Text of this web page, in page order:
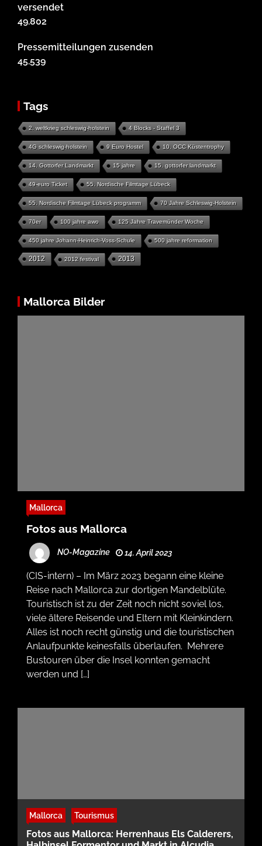
versendet
49.802
Pressemitteilungen zusenden
45.539
Tags
2. weltkrieg schleswig-holstein 4 Blocks - Staffel 3
4G schleswig-holstein 9 Euro Hostel 10. OCC Küstentrophy
14. Gottorfer Landmarkt 15 jahre 15. gottorfer landmarkt
49-euro Ticket 55. Nordische Filmtage Lübeck
55. Nordische Filmtage Lübeck programm 70 Jahre Schleswig-Holstein
70er 100 jahre awo 125 Jahre Travemünder Woche
450 jahre Johann-Heinrich-Voss-Schule 500 jahre reformation
2012 2012 festival 2013
Mallorca Bilder
Mallorca
Fotos aus Mallorca
NO-Magazine 14. April 2023
(CIS-intern) – Im März 2023 begann eine kleine
Reise nach Mallorca zur dortigen Mandelblüte.
Touristisch ist zu der Zeit noch nicht soviel los,
viele ältere Reisende und Eltern mit Kleinkindern.
Alles ist noch recht günstig und die touristischen
Anlaufpunkte keinesfalls überlaufen. Mehrere
Bustouren über die Insel konnten gemacht
werden und […]
Mallorca Tourismus
Fotos aus Mallorca: Herrenhaus Els Calderers,